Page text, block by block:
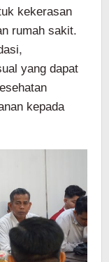
kekerasan
rumah sakit.
yang dapat
kepada